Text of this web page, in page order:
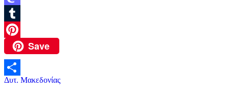
Mastodon
Tumblr
PinterestSave
Μοιραστείτε
Δυτ. Μακεδονίας